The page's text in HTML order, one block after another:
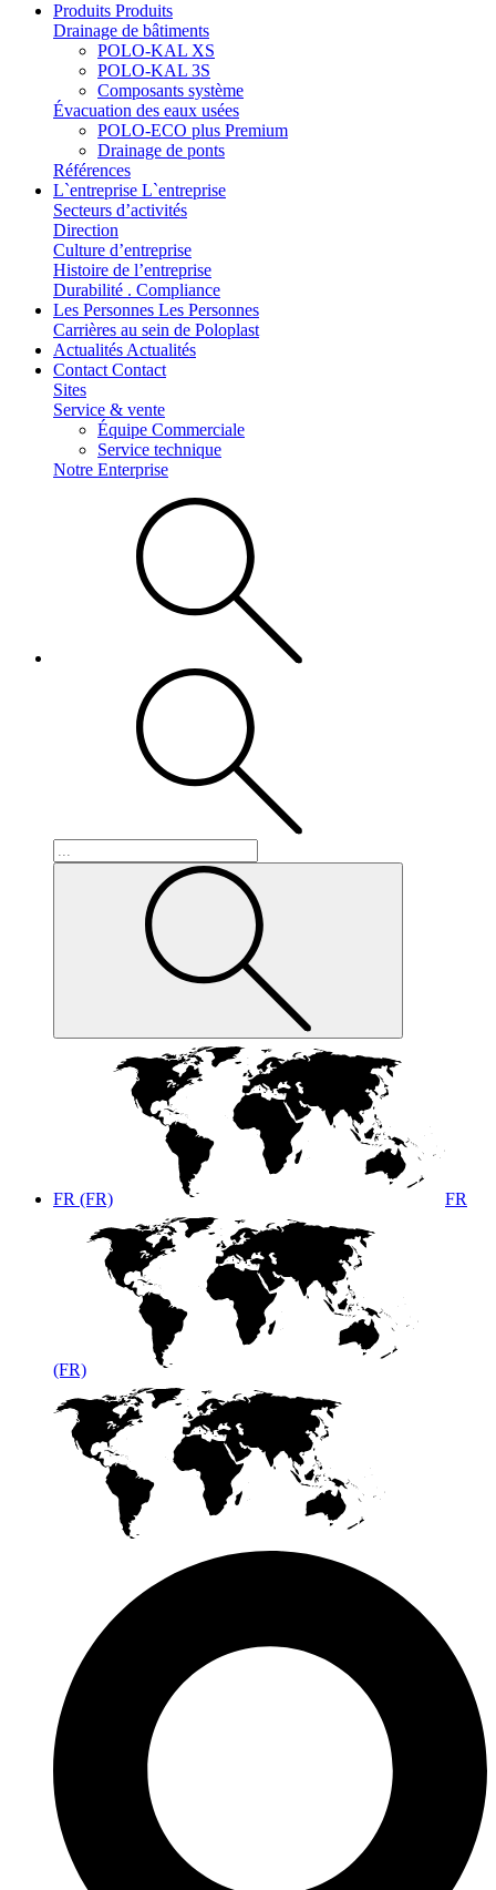
Produits Produits
Drainage de bâtiments
POLO-KAL XS
POLO-KAL 3S
Composants système
Évacuation des eaux usées
POLO-ECO plus Premium
Drainage de ponts
Références
L`entreprise L`entreprise
Secteurs d’activités
Direction
Culture d’entreprise
Histoire de l’entreprise
Durabilité . Compliance
Les Personnes Les Personnes
Carrières au sein de Poloplast
Actualités Actualités
Contact Contact
Sites
Service & vente
Équipe Commerciale
Service technique
Notre Enterprise
FR (FR) FR
(FR)